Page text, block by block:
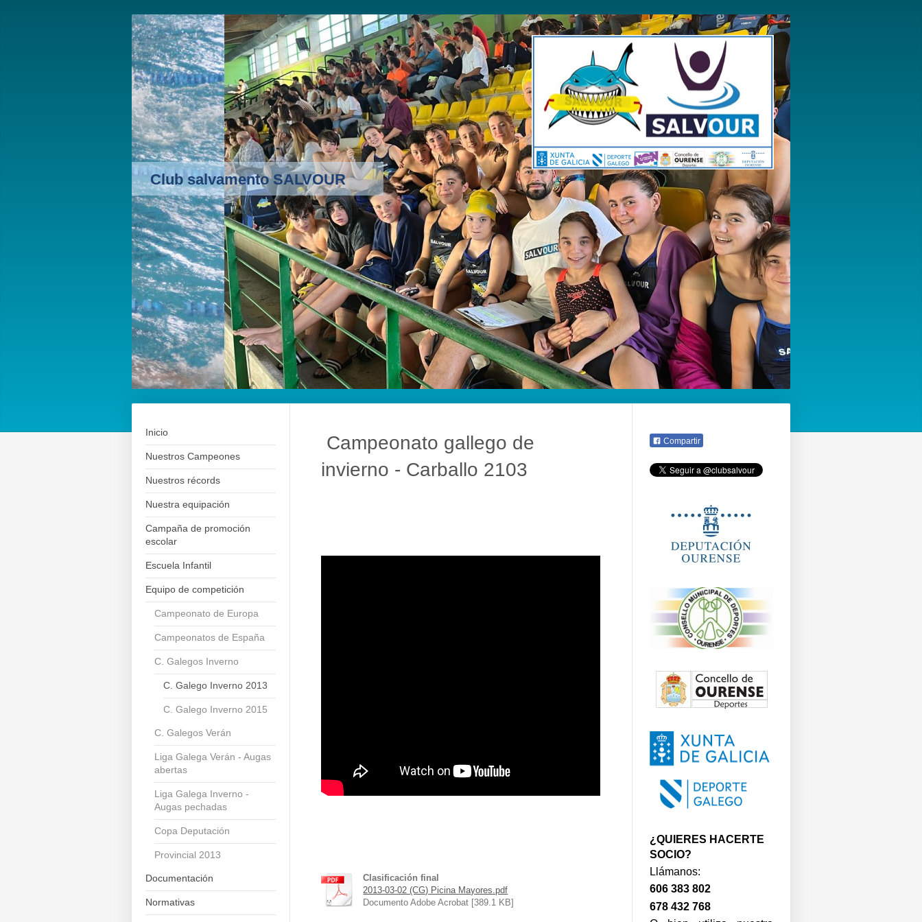
Club salvamento SALVOUR
Inicio
Nuestros Campeones
Nuestros récords
Nuestra equipación
Campaña de promoción
escolar
Escuela Infantil
Equipo de competición
Campeonato de Europa
Campeonatos de España
C. Galegos Inverno
C. Galego Inverno 2013
C. Galego Inverno 2015
C. Galegos Verán
Liga Galega Verán - Augas
abertas
Liga Galega Inverno -
Augas pechadas
Copa Deputación
Provincial 2013
Documentación
Normativas
Campeonato gallego de
invierno - Carballo 2103
Clasificación final
2013-03-02 (CG) Picina Mayores.pdf
Documento Adobe Acrobat [389.1 KB]
Compartir
¿QUIERES HACERTE
SOCIO?
Llámanos:
606 383 802
678 432 768